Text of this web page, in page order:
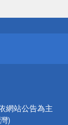
網站公告為主
)